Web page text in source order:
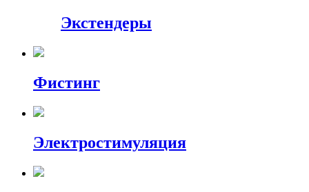
Экстендеры
Фистинг
Электростимуляция